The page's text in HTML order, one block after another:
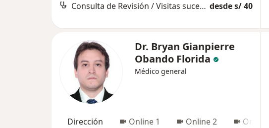
Consulta de Revisión / Visitas sucesivas desde s/ 40
Dr. Bryan Gianpierre
Obando Florida
Médico general
Dirección Online 1 Online 2 Online 3